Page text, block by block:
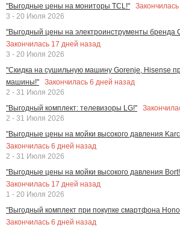
"Выгодные цены на мониторы TCL!"
Закончилась
3 - 20 Июля 2026
"Выгодный цены на электроинструменты бренда
Закончилась 17 дней назад
3 - 20 Июля 2026
"Скидка на сушильную машину Gorenje, Hisense
машины!"
Закончилась 6 дней назад
2 - 31 Июля 2026
"Выгодный комплект: телевизоры LG!"
2 - 31 Июля 2026
"Выгодные цены на мойки высокого давления
Закончилась 6 дней назад
2 - 31 Июля 2026
"Выгодные цены на мойки высокого давления
Закончилась 17 дней назад
1 - 20 Июля 2026
"Выгодный комплект при покупке смартфона
Закончилась 6 дней назад